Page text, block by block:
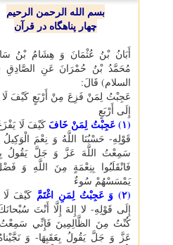
بسم الله الرحمن الرحیم
چهار پناهگاه در قرآن
أَبَانُ بْنُ عُثْمَانَ وَ هِشَامُ بْنُ
مُحَمَّدُ بْنُ حُمْرَانَ عَنِ الصَّادِقِ
السلام) قَالَ:
عَجِبْتُ لِمَنْ فَزِعَ مِنْ أَرْبَعٍ كَيْفَ لَا
إِلَى أَرْبَعٍ
(۱) عَجِبْتُ لِمَنْ خَافَ
كَيْفَ لَا
قَوْلِهِ- حَسْبُنَا اللَّهُ وَ نِعْمَ
سَمِعْتُ اللَّهَ عَزَّ وَ جَلَّ يَقُولُ
فَانْقَلَبُوا بِنِعْمَةٍ مِنَ اللَّهِ وَ
يَمْسَسْهُمْ سُوءٌ
(۲) وَ عَجِبْتُ لِمَنِ اغْتَمَّ
كَيْفَ لَا
إِلَى قَوْلِهِ- لا إِلهَ إِلَّا أَنْتَ
كُنْتُ مِنَ الظَّالِمِينَ فَإِنِّي سَمِعْتُ
عَزَّ وَ جَلَّ يَقُولُ بِعَقَبِهَا- وَ